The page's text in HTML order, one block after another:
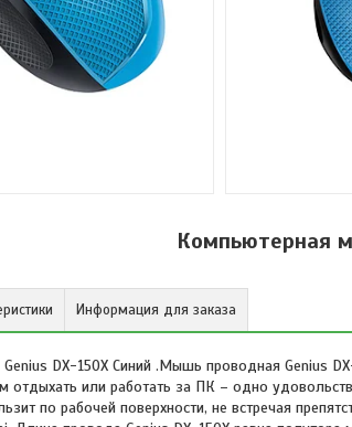
Компьютерная
Информация для заказа
DX-150X Синий .Мышь проводная Genius
отдыхать или работать за ПК – одно
по рабочей поверхности, не встречая